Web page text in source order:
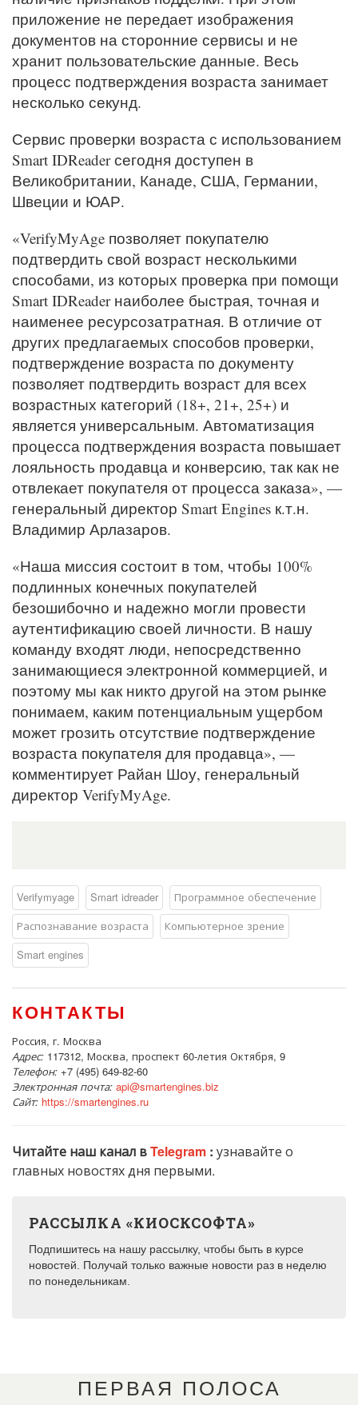
приложение не передает изображения
документов на сторонние сервисы и не
хранит пользовательские данные. Весь
процесс подтверждения возраста занимает
несколько секунд.
Сервис проверки возраста с использованием
Smart IDReader сегодня доступен в
Великобритании, Канаде, США, Германии,
Швеции и ЮАР.
«VerifyMyAge позволяет покупателю
подтвердить свой возраст несколькими
способами, из которых проверка при помощи
Smart IDReader наиболее быстрая, точная и
наименее ресурсозатратная. В отличие от
других предлагаемых способов проверки,
подтверждение возраста по документу
позволяет подтвердить возраст для всех
возрастных категорий (18+, 21+, 25+) и
является универсальным. Автоматизация
процесса подтверждения возраста повышает
лояльность продавца и конверсию, так как не
отвлекает покупателя от процесса заказа», —
генеральный директор Smart Engines к.т.н.
Владимир Арлазаров.
«Наша миссия состоит в том, чтобы 100%
подлинных конечных покупателей
безошибочно и надежно могли провести
аутентификацию своей личности. В нашу
команду входят люди, непосредственно
занимающиеся электронной коммерцией, и
поэтому мы как никто другой на этом рынке
понимаем, каким потенциальным ущербом
может грозить отсутствие подтверждение
возраста покупателя для продавца», —
комментирует Райан Шоу, генеральный
директор VerifyMyAge.
Verifymyage Smart idreader
Программное обеспечение
Распознавание возраста
Компьютерное зрение
Smart engines
КОНТАКТЫ
Россия, г. Москва
Адрес: 117312, Москва, проспект 60-летия Октября, 9
Телефон: +7 (495) 649-82-60
Электронная почта: api@smartengines.biz
Сайт: https://smartengines.ru
Читайте наш канал вTelegram : узнавайте о
главных новостях дня первыми.
РАССЫЛКА «КИОСКСОФТА»
Подпишитесь на нашу рассылку, чтобы быть в курсе
новостей. Получай только важные новости раз в неделю
по понедельникам.
ПЕРВАЯ ПОЛОСА